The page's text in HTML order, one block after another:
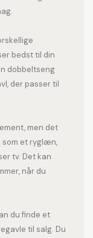
bedst til din
dobbeltseng
der passer til
men det
som et ryglæn,
tv. Det kan
når du
du finde et
til salg. Du